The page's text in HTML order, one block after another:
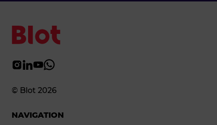
© Blot 2026
NAVIGATION